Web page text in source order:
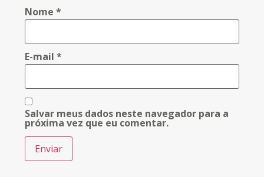
Nome*
E-mail*
Salvar meus dados neste navegador para a
próxima vez que eu comentar.